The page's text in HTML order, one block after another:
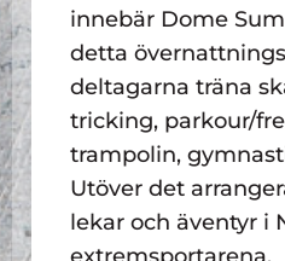
innebär Dome
detta
deltagarna träna
tricking, parkour/
trampolin,
Utöver det
lekar och äventyr i
extremsportarena.